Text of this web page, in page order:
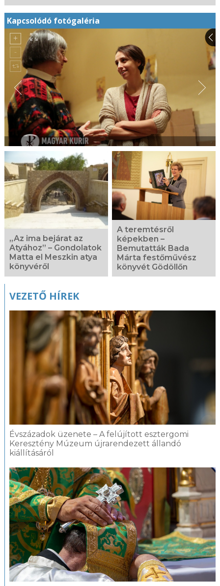
Kapcsolódó fotógaléria
„Az ima bejárat az
Atyához” – Gondolatok
Matta el Meszkin atya
könyvéről
A teremtésről
képekben –
Bemutatták Bada
Márta festőművész
könyvét Gödöllőn
VEZETŐ HÍREK
Évszázadok üzenete – A felújított esztergomi
Keresztény Múzeum újrarendezett állandó
kiállításáról